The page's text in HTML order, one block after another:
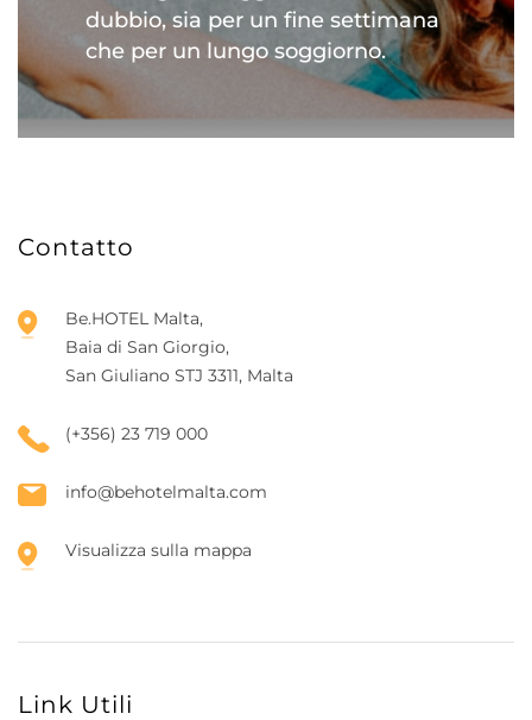
dubbio, sia per un fine settimana
che per un lungo soggiorno.
Contatto
Be.HOTEL Malta,
Baia di San Giorgio,
San Giuliano STJ 3311, Malta
(+356) 23 719 000
info@behotelmalta.com
Visualizza sulla mappa
Link Utili